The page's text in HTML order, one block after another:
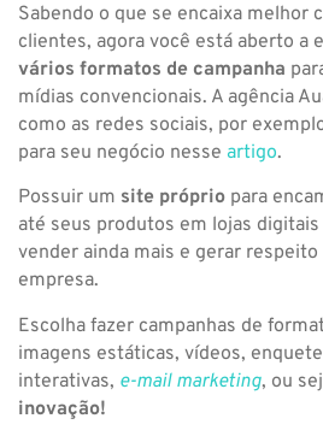
Sabendo o que se encaixa melhor
clientes, agora você está aberto a
vários formatos de campanha
mídias convencionais. A agência
como as redes sociais, por
para seu negócio nesse artigo.
Possuir um site próprio para
até seus produtos em lojas
vender ainda mais e gerar
empresa.
Escolha fazer campanhas de
imagens estáticas, vídeos,
interativas, e-mail marketing, ou
inovação!